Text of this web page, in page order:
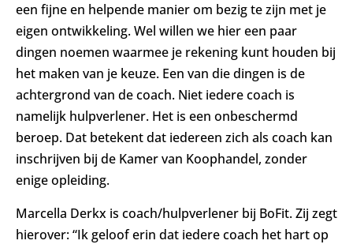
een fijne en helpende manier om bezig te zijn met je
eigen ontwikkeling. Wel willen we hier een paar
dingen noemen waarmee je rekening kunt houden bij
het maken van je keuze. Een van die dingen is de
achtergrond van de coach. Niet iedere coach is
namelijk hulpverlener. Het is een onbeschermd
beroep. Dat betekent dat iedereen zich als coach kan
inschrijven bij de Kamer van Koophandel, zonder
enige opleiding.
Marcella Derkx is coach/hulpverlener bij BoFit. Zij zegt
hierover: “Ik geloof erin dat iedere coach het hart op